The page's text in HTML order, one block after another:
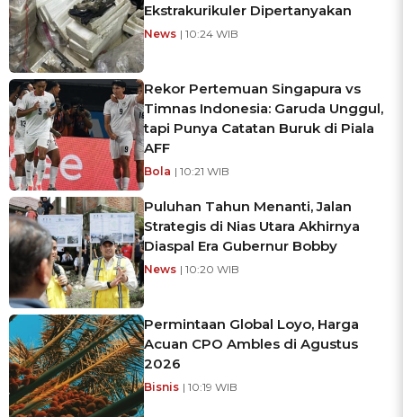
Ekstrakurikuler Dipertanyakan
News | 10:24 WIB
Rekor Pertemuan Singapura vs
Timnas Indonesia: Garuda Unggul,
tapi Punya Catatan Buruk di Piala
AFF
Bola | 10:21 WIB
Puluhan Tahun Menanti, Jalan
Strategis di Nias Utara Akhirnya
Diaspal Era Gubernur Bobby
News | 10:20 WIB
Permintaan Global Loyo, Harga
Acuan CPO Ambles di Agustus
2026
Bisnis | 10:19 WIB